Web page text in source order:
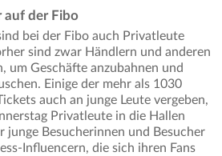
auf der Fibo
bei der Fibo auch Privatleute
sind zwar Händlern und anderen
um Geschäfte anzubahnen und
Einige der mehr als 1030
auch an junge Leute vergeben,
Privatleute in die Hallen
Besucherinnen und Besucher
Influencern, die sich ihren Fans